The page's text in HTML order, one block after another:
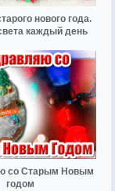
нового года.
каждый день
со Старым Новым
годом